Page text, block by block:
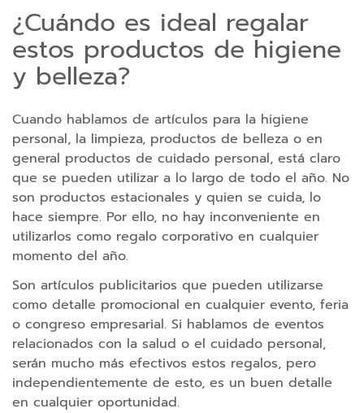
v
i
l
A
c
e
s
o
r
i
o
s
o
r
d
e
n
a
d
o
r
¿Cuándo es ideal regalar
estos productos de higiene
y belleza?
Cuando hablamos de artículos para la higiene
personal, la limpieza, productos de belleza o en
general productos de cuidado personal, está claro
que se pueden utilizar a lo largo de todo el año. No
son productos estacionales y quien se cuida, lo
hace siempre. Por ello, no hay inconveniente en
utilizarlos como regalo corporativo en cualquier
momento del año.
Son artículos publicitarios que pueden utilizarse
como detalle promocional en cualquier evento, feria
o congreso empresarial. Si hablamos de eventos
relacionados con la salud o el cuidado personal,
serán mucho más efectivos estos regalos, pero
independientemente de esto, es un buen detalle
en cualquier oportunidad.